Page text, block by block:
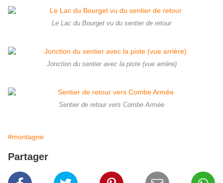
Le Lac du Bourget vu du sentier de retour
Jonction du sentier avec la piste (vue arrière)
Sentier de retour vers Combe Armée
#montagne
Partager